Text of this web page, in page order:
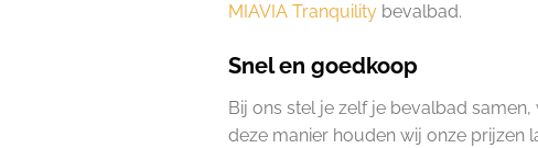
MIAVIA Tranquility bevalbad.
Snel en goedkoop
Bij ons stel je zelf je bevalbad
deze manier houden wij onze prijzen